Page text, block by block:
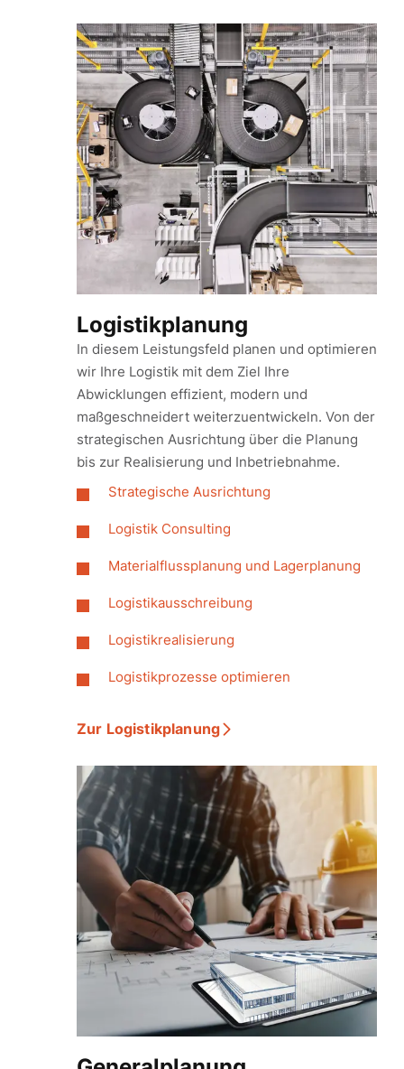
Logistikplanung
In diesem Leistungsfeld planen und optimieren
wir Ihre Logistik mit dem Ziel Ihre
Abwicklungen effizient, modern und
maßgeschneidert weiterzuentwickeln. Von der
strategischen Ausrichtung über die Planung
bis zur Realisierung und Inbetriebnahme.
Strategische Ausrichtung
Logistik Consulting
Materialflussplanung und Lagerplanung
Logistikausschreibung
Logistikrealisierung
Logistikprozesse optimieren
Zur Logistikplanung